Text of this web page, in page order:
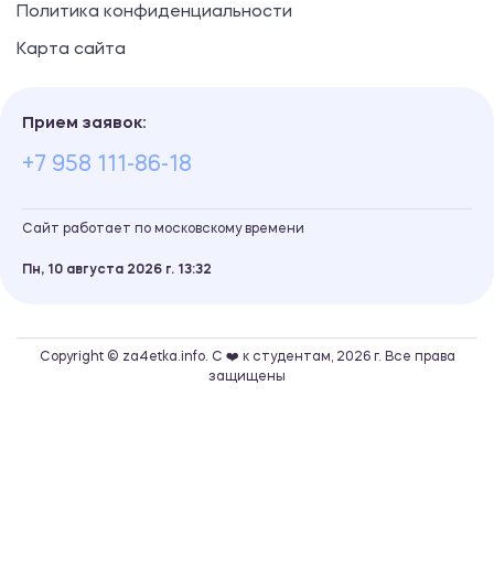
Политика конфиденциальности
Карта сайта
Прием заявок:
+7 958 111-86-18
Сайт работает по московскому времени
Пн, 10 августа 2026 г. 13 32
Copyright © za4etka.info. С ❤️ к студентам, 2026 г. Все права
защищены